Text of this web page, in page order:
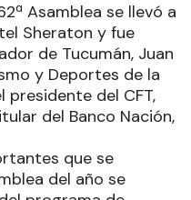
Asamblea se llevó a
Sheraton y fue
de Tucumán, Juan
y Deportes de la
presidente del CFT,
del Banco Nación,
que se
del año se